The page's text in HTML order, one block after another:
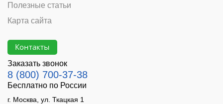
Полезные статьи
Карта сайта
Контакты
Заказать звонок
8 (800) 700-37-38
Бесплатно по России
г. Москва, ул. Ткацкая 1